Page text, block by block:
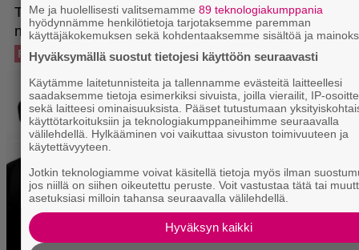
Me ja huolellisesti valitsemamme89 teknologiakumppania
hyödynnämme henkilötietoja tarjotaksemme paremman
käyttäjäkokemuksen sekä kohdentaaksemme sisältöä ja
Hyväksymällä suostut tietojesi käyttöön seuraavasti
Käytämme laitetunnisteita ja tallennamme evästeitä laitteellesi
saadaksemme tietoja esimerkiksi sivuista, joilla vierailit, IP-
sekä laitteesi ominaisuuksista. Pääset tutustumaan
käyttötarkoituksiin ja teknologiakumppaneihimme seuraavalla
välilehdellä. Hylkääminen voi vaikuttaa sivuston toimivuuteen ja
käytettävyyteen.
Jotkin teknologiamme voivat käsitellä tietoja myös ilman
jos niillä on siihen oikeutettu peruste. Voit vastustaa tätä tai
asetuksiasi milloin tahansa seuraavalla välilehdellä.
Hyväksyn kaikki